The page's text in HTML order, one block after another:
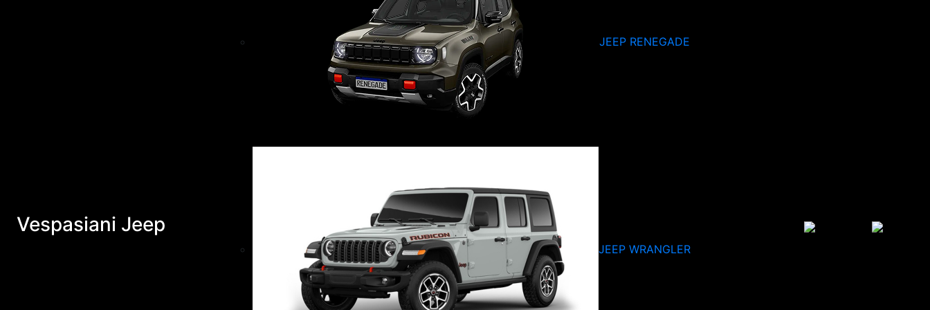
Vespasiani Jeep
JEEP RENEGADE
JEEP WRANGLER